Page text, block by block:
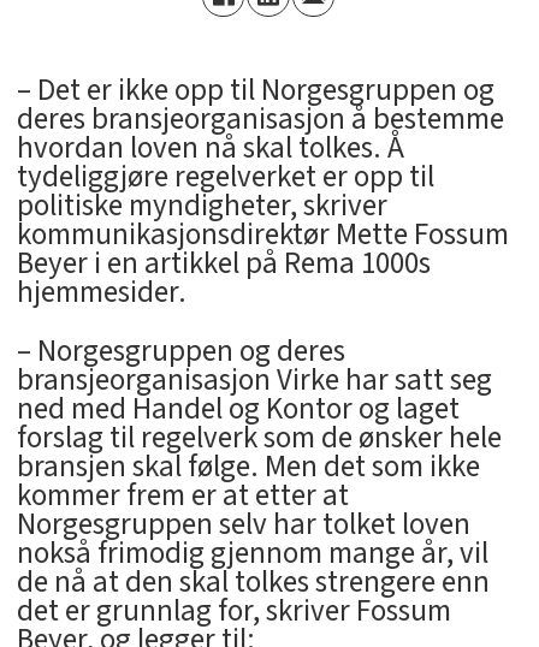
– Det er ikke opp til Norgesgruppen og
deres bransjeorganisasjon å bestemme
hvordan loven nå skal tolkes. Å
tydeliggjøre regelverket er opp til
politiske myndigheter, skriver
kommunikasjonsdirektør Mette Fossum
Beyer i en artikkel på Rema 1000s
hjemmesider.
– Norgesgruppen og deres
bransjeorganisasjon Virke har satt seg
ned med Handel og Kontor og laget
forslag til regelverk som de ønsker hele
bransjen skal følge. Men det som ikke
kommer frem er at etter at
Norgesgruppen selv har tolket loven
nokså frimodig gjennom mange år, vil
de nå at den skal tolkes strengere enn
det er grunnlag for, skriver Fossum